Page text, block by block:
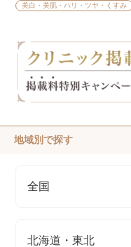
美白・美肌・ハリ・ツヤ・くすみ
地域別で探す
全国
北海道・東北